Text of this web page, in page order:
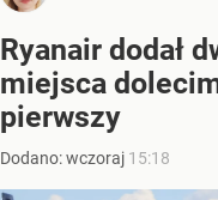
Ryanair dodał
miejsca
pierwszy
Dodano:wczoraj 15:18